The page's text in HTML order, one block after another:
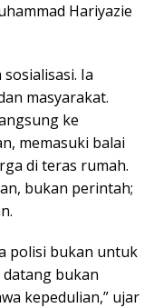
Hariyazie
Ia
masyarakat.
ke
memasuki balai
di teras rumah.
bukan perintah;
polisi bukan untuk
bukan
kepedulian,” ujar